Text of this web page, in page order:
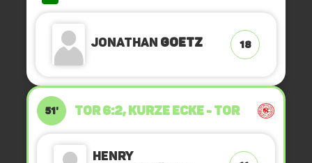
Jonathan Goetz 18
51' TOR 6:2, KURZE ECKE - TOR
Henry